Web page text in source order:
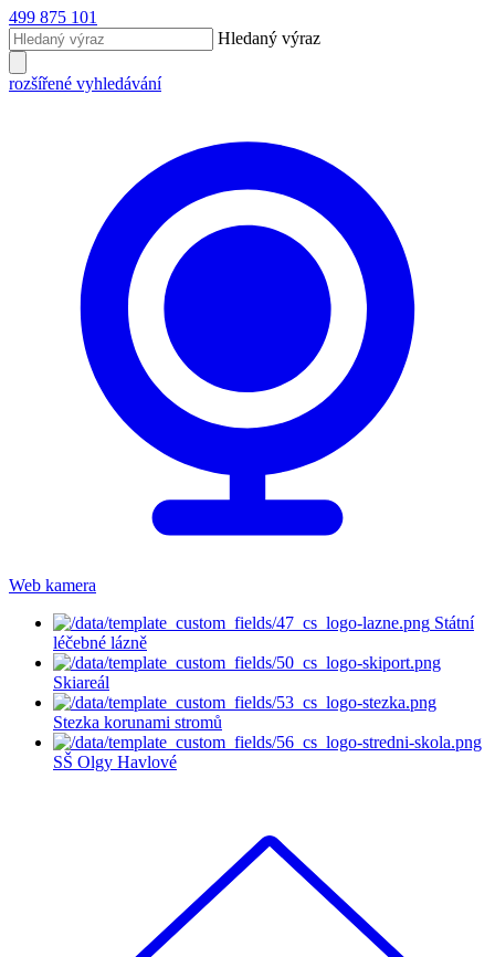
499 875 101
Hledaný výraz
rozšířené vyhledávání
Web kamera
Státní
léčebné lázně
Skiareál
Stezka korunami stromů
SŠ Olgy Havlové